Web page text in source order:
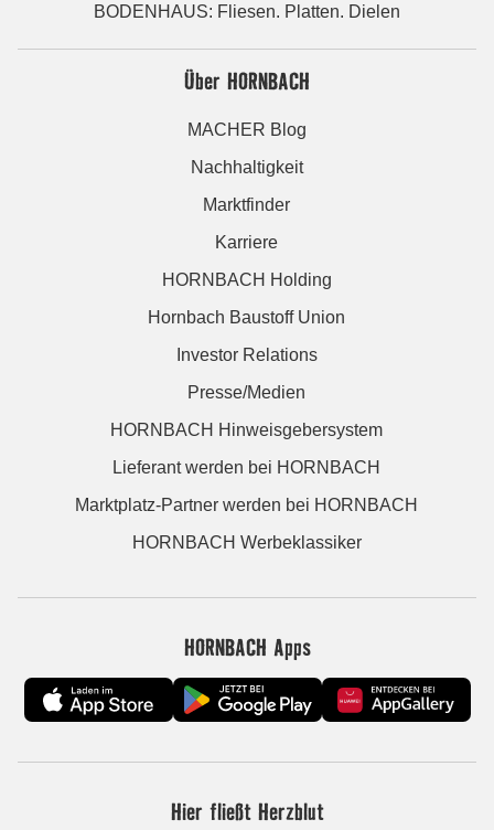
BODENHAUS: Fliesen. Platten. Dielen
Über HORNBACH
MACHER Blog
Nachhaltigkeit
Marktfinder
Karriere
HORNBACH Holding
Hornbach Baustoff Union
Investor Relations
Presse/Medien
HORNBACH Hinweisgebersystem
Lieferant werden bei HORNBACH
Marktplatz-Partner werden bei HORNBACH
HORNBACH Werbeklassiker
HORNBACH Apps
Hier fließt Herzblut